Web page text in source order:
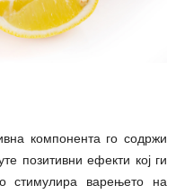
компонента го содржи
позитивни ефекти кој ги
стимулира варењето на